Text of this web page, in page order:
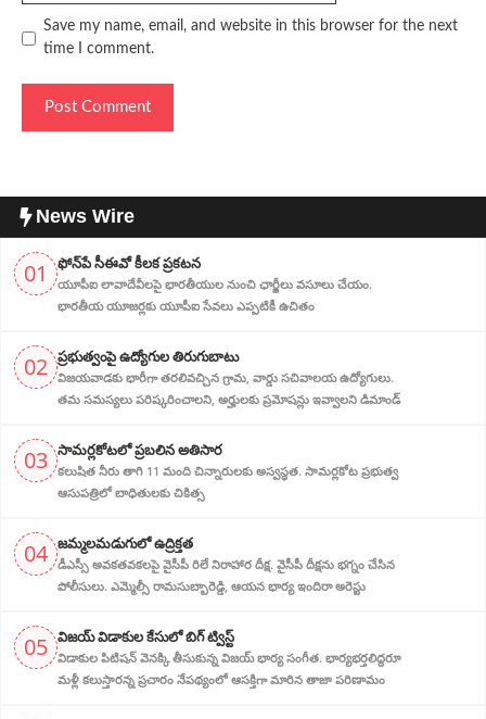
Save my name, email, and website in this browser for the next
time I comment.
News Wire
01 ఫోన్‌పే సీఈవో కీలక ప్రకటన
యూపీఐ లావాదేవీలపై భారతీయుల నుంచి ఛార్జీలు వసూలు చేయం.
భారతీయ యూజర్లకు యూపీఐ సేవలు ఎప్పటికీ ఉచితం
02 ప్ర‌భుత్వంపై ఉద్యోగుల తిరుగుబాటు
విజయవాడకు భారీగా తరలివచ్చిన గ్రామ‌, వార్డు సచివాలయ ఉద్యోగులు.
తమ సమస్యలు పరిష్కరించాలని, అర్హుల‌కు ప్రమోషన్లు ఇవ్వాలని డిమాండ్
03 సామర్లకోటలో ప్రబలిన అతిసార
కలుషిత నీరు తాగి 11 మంది చిన్నారులకు అస్వస్థత. సామర్లకోట ప్రభుత్వ
ఆసుపత్రిలో బాధితులకు చికిత్స
04 జ‌మ్మ‌ల‌మ‌డుగులో ఉద్రిక్త‌త‌
డీఎస్సీ అవ‌క‌త‌వ‌క‌ల‌పై వైసీపీ రిలే నిరాహార‌ దీక్ష‌. వైసీపీ దీక్ష‌ను భ‌గ్నం చేసిన
పోలీసులు. ఎమ్మెల్సీ రామసుబ్బారెడ్డి, ఆయ‌న‌ భార్య ఇందిరా అరెస్టు
05 విజ‌య్ విడాకుల కేసులో బిగ్ ట్విస్ట్‌
విడాకుల‌ పిటిషన్ వెన‌క్కి తీసుకున్న విజ‌య్ భార్య‌ సంగీత. భార్య‌భ‌ర్త‌లిద్ద‌రూ
మళ్లీ కలుస్తారన్న ప్రచారం నేపథ్యంలో ఆస‌క్తిగా మారిన తాజా పరిణామం